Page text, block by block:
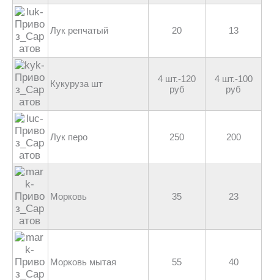
Лук репчатый 20 13
Кукуруза шт
4 шт.-120
руб
4 шт.-100
руб
Лук перо 250 200
Морковь 35 23
Морковь мытая 55 40